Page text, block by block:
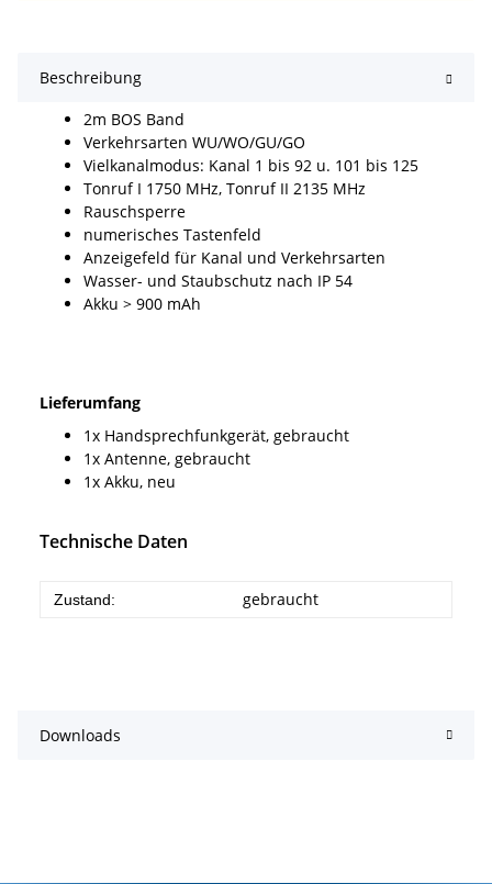
Beschreibung
2m BOS Band
Verkehrsarten WU/WO/GU/GO
Vielkanalmodus: Kanal 1 bis 92 u. 101 bis 125
Tonruf I 1750 MHz, Tonruf II 2135 MHz
Rauschsperre
numerisches Tastenfeld
Anzeigefeld für Kanal und Verkehrsarten
Wasser- und Staubschutz nach IP 54
Akku > 900 mAh
Lieferumfang
1x Handsprechfunkgerät, gebraucht
1x Antenne, gebraucht
1x Akku, neu
Technische Daten
Zustand: gebraucht
Downloads